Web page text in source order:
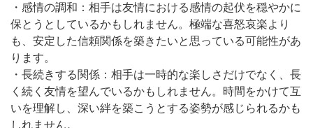
・感情の調和：相手は友情における感情の起伏を穏やかに
保とうとしているかもしれません。極端な喜怒哀楽より
も、安定した信頼関係を築きたいと思っている可能性があ
ります。
・長続きする関係：相手は一時的な楽しさだけでなく、長
く続く友情を望んでいるかもしれません。時間をかけて互
いを理解し、深い絆を築こうとする姿勢が感じられるかも
しれません。